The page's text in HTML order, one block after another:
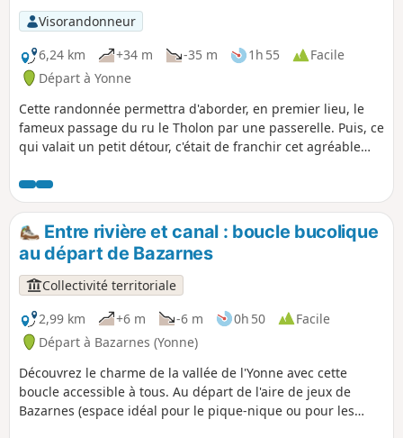
Visorandonneur
6,24 km
+34 m -35 m 1h 55
Facile
Départ à Yonne
Cette randonnée permettra d'aborder, en premier lieu, le
fameux passage du ru le Tholon par une passerelle. Puis, ce
qui valait un petit détour, c'était de franchir cet agréable
Entre rivière et canal : boucle bucolique
au départ de Bazarnes
Collectivité territoriale
2,99 km
+6 m -6 m 0h 50
Facile
Départ à Bazarnes (Yonne)
Découvrez le charme de la vallée de l'Yonne avec cette
boucle accessible à tous. Au départ de l'aire de jeux de
Bazarnes (espace idéal pour le pique-nique ou pour les